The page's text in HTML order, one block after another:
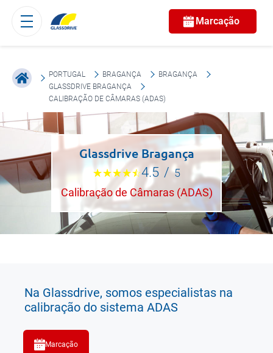
Marcação
PORTUGAL BRAGANÇA
BRAGANÇA
GLASSDRIVE BRAGANÇA
CALIBRAÇÃO DE CÂMARAS (ADAS)
Glassdrive Bragança
4.5 / 5
Calibração de Câmaras (ADAS)
Na Glassdrive, somos especialistas na
calibração do sistema ADAS
Marcação